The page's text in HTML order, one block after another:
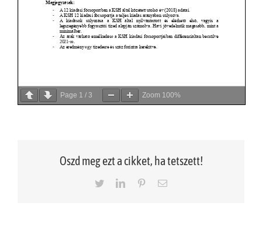
Page 1 / 3 Zoom 100%
Oszd meg ezt a cikket, ha tetszett!
TwitterLinkedInPinterestEmail